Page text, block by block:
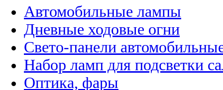
Автомобильные лампы
Дневные ходовые огни
Свето-панели
Набор ламп для подсветки
Оптика, фары